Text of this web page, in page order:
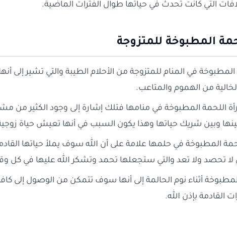
التي كانت تحدث في حياتها طوال الفترات الماضية.
المطبوخة للمتزوجة
في المنام للمتزوجة من الأحلام الطيبة والتي تشير إلى
من الهموم والمتاعب.
اللحمة المطبوخة في منامها فتلك إشارة إلى وجود الكثير من
بينها وبين شريك حياتها وهذا يكون السبب في أنها تعيش حياة
المطبوخة في حلمها علامة على أن الله سوف يملأ حياتها
لا تحصد ولا تعد والتي ستجعلها تحمد وتشكر الله عليها في كل
أثناء نوم الحالمة إلى أنها سوف تتمكن من الوصول إلى
القادمة بإذن الله.